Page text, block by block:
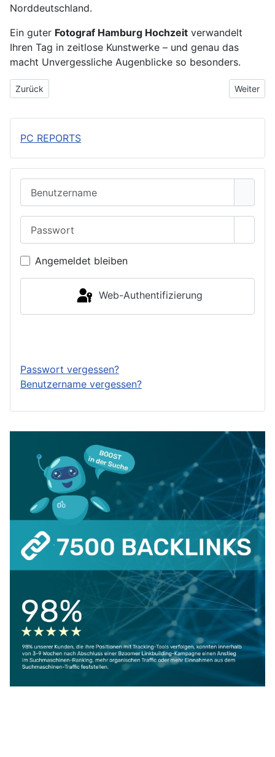
Norddeutschland.
Ein guter Fotograf Hamburg Hochzeit verwandelt
Ihren Tag in zeitlose Kunstwerke – und genau das
macht Unvergessliche Augenblicke so besonders.
Vorheriger Beitrag: Plane deine Hochzeit – ganz einfach mit
Zurück Nächster
Weiter
PC REPORTS
Angemeldet bleiben
Web-Authentifizierung
Passwort vergessen?
Benutzername vergessen?